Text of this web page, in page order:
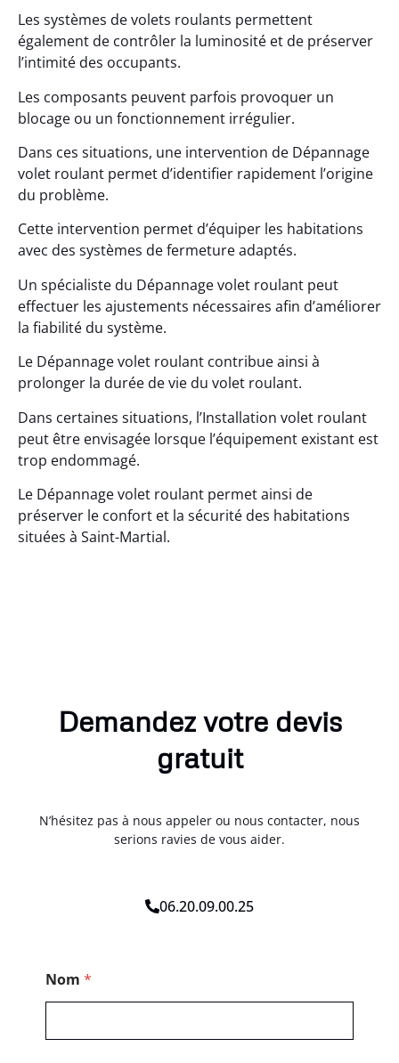
Les systèmes de volets roulants permettent
également de contrôler la luminosité et de préserver
l’intimité des occupants.
Les composants peuvent parfois provoquer un
blocage ou un fonctionnement irrégulier.
Dans ces situations, une intervention de Dépannage
volet roulant permet d’identifier rapidement l’origine
du problème.
Cette intervention permet d’équiper les habitations
avec des systèmes de fermeture adaptés.
Un spécialiste du Dépannage volet roulant peut
effectuer les ajustements nécessaires afin d’améliorer
la fiabilité du système.
Le Dépannage volet roulant contribue ainsi à
prolonger la durée de vie du volet roulant.
Dans certaines situations, l’Installation volet roulant
peut être envisagée lorsque l’équipement existant est
trop endommagé.
Le Dépannage volet roulant permet ainsi de
préserver le confort et la sécurité des habitations
situées à Saint-Martial.
Demandez votre devis
gratuit
N’hésitez pas à nous appeler ou nous contacter, nous
serions ravies de vous aider.
06.20.09.00.25
Nom *